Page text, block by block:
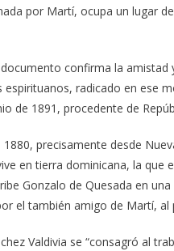
por Martí, ocupa un lugar
confirma la
espirituanos, radicado en ese
de 1891, procedente de
1880, precisamente desde
en tierra dominicana, la
Gonzalo de Quesada en
el también amigo de Martí,
Valdivia se “consagró al